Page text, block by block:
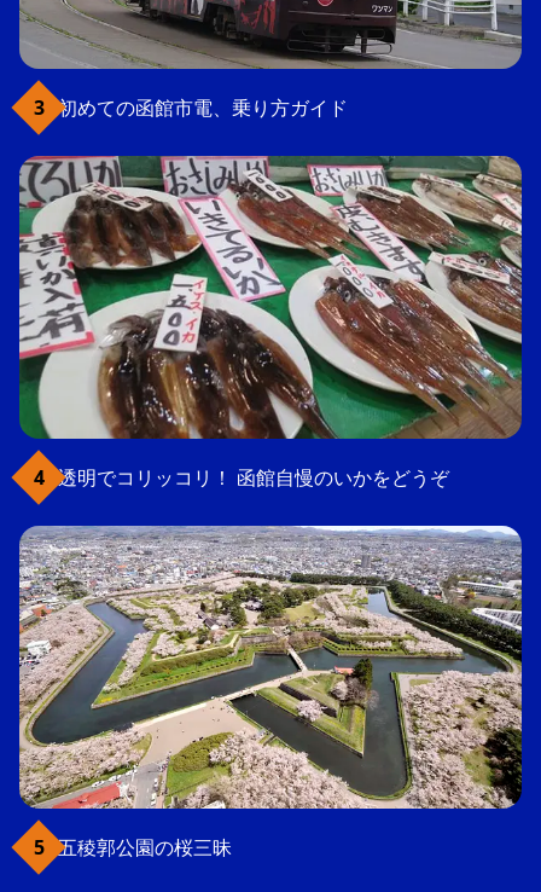
初めての函館市電、乗り方ガイド
透明でコリッコリ！ 函館自慢のいかをどうぞ
五稜郭公園の桜三昧